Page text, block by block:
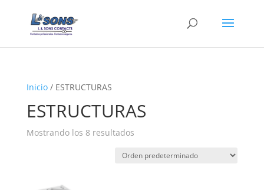
Inicio/ ESTRUCTURAS
ESTRUCTURAS
Mostrando los 8 resultados